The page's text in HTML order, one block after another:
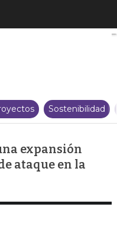
provocando una
Sostenibilidad
expansión
ataque en la